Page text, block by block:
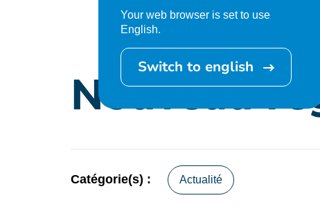
Your web browser is set to use
English.
Switch to english
Nouveau
Catégorie(s) : Actualité